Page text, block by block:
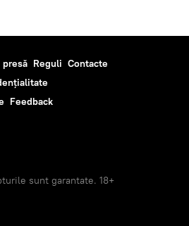
Reguli Contacte
Feedback
sunt garantate. 18+